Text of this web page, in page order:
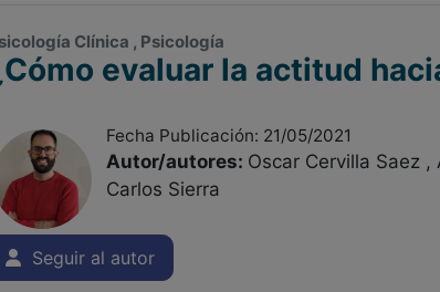
Clínica , Psicología
evaluar la actitud
Fecha Publicación: 21/05/2021
Autor/autores: Oscar Cervilla Saez
Carlos Sierra
Seguir al autor